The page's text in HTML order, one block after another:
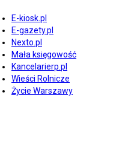
E-kiosk.pl
E-gazety.pl
Nexto.pl
Mała księgowość
Kancelarierp.pl
Wieści Rolnicze
Życie Warszawy